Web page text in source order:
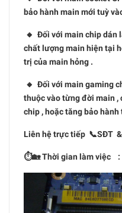
bảo hành main mới tuỳ
🔸 Đối với main chip dán
chất lượng main hiện tại
trị của main hỏng .
🔸 Đối với main gaming
thuộc vào từng đời main ,
chip , hoặc tăng bảo
Liên hệ trực tiếp 📞SĐT
⏱🏡 Thời gian làm việc :